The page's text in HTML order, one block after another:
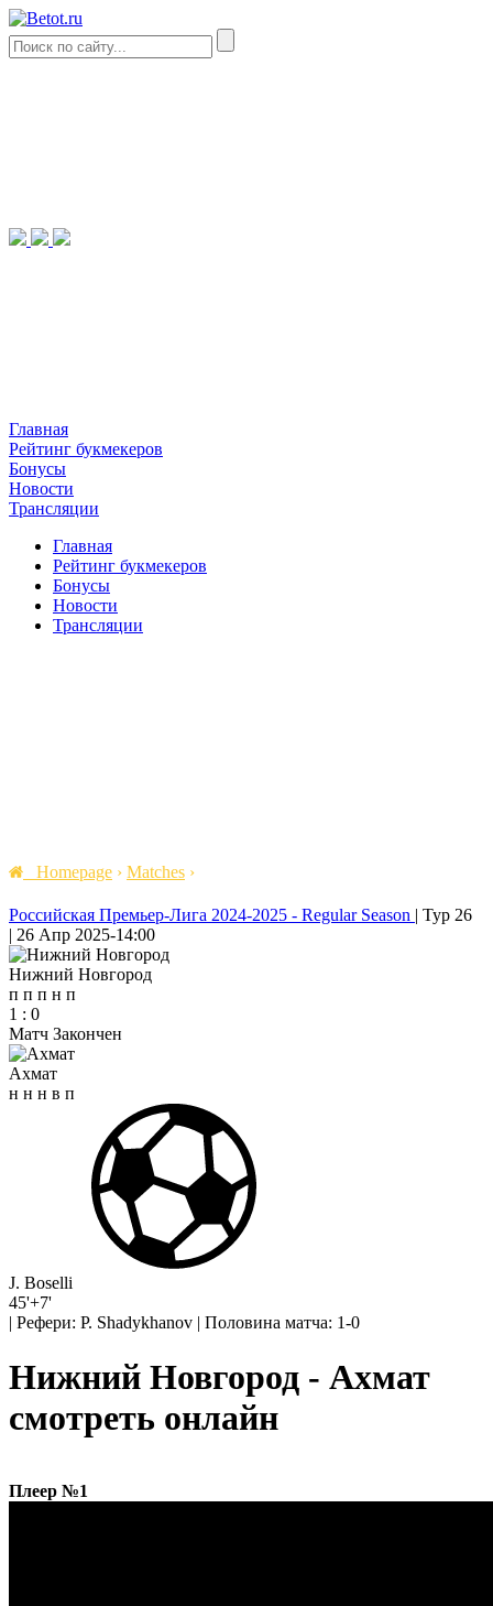
Главная
Рейтинг букмекеров
Бонусы
Новости
Трансляции
Главная
Рейтинг букмекеров
Бонусы
Новости
Трансляции
Homepage › Matches ›
Российская Премьер-Лига 2024-2025 - Regular Season | Тур 26
| 26 Апр 2025-14:00
Нижний Новгород
п п п н п
1 : 0
Матч Закончен
Ахмат
н н н в п
J. Boselli
45'+7'
| Рефери: P. Shadykhanov | Половина матча: 1-0
Нижний Новгород - Ахмат
смотреть онлайн
Плеер №1